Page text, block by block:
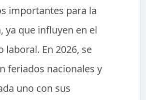
importantes para la
ya que influyen en el
laboral. En 2026, se
feriados nacionales y
uno con sus